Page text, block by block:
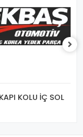
KOLU İÇ SOL